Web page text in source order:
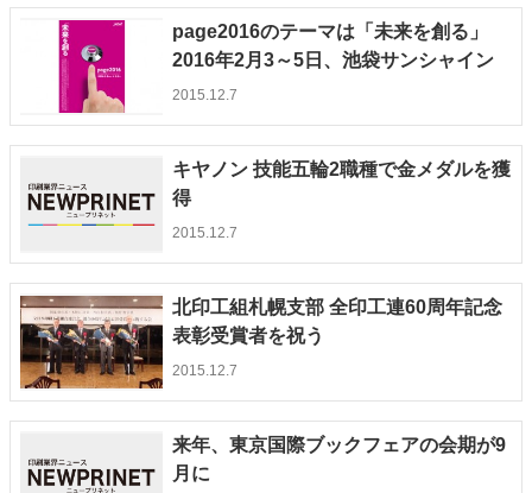
運営
会社案内
購読・購入申し込み
サイトポリシー
お問い合わせ
page2016のテーマは「未来を創る」
2016年2月3～5日、池袋サンシャイン
2015.12.7
キヤノン 技能五輪2職種で金メダルを獲
得
2015.12.7
北印工組札幌支部 全印工連60周年記念
表彰受賞者を祝う
2015.12.7
来年、東京国際ブックフェアの会期が9
月に